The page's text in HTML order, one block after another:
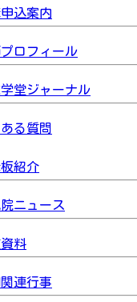
込案内
ロフィール
堂ジャーナル
る質問
紹介
ニュース
料
連行事